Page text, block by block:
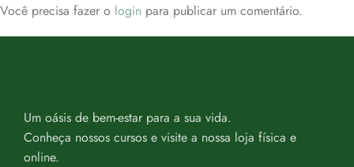
Você precisa fazer o login para publicar um comentário.
Um oásis de bem-estar para a sua vida.
Conheça nossos cursos e visite a nossa loja física e
online.